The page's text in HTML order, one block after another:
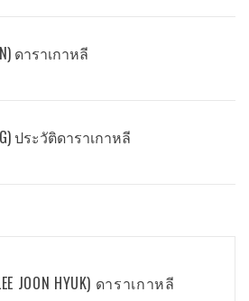
ดาราเกาหลี
ประวัติดาราเกาหลี
JOON HYUK) ดาราเกาหลี